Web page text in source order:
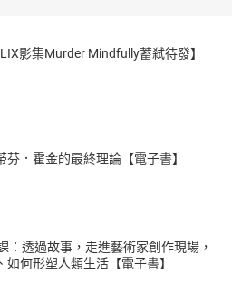
影集Murder Mindfully蓄弒待發】
芬．霍金的最終理論【電子書】
：透過故事，走進藝術家創作現場，
如何形塑人類生活【電子書】